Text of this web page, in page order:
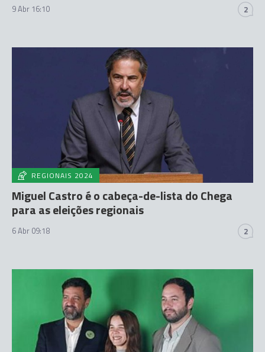
9 Abr 16:10 2
REGIONAIS 2024
Miguel Castro é o cabeça-de-lista do Chega
para as eleições regionais
6 Abr 09:18 2